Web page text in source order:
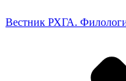
Вестник РХГА.